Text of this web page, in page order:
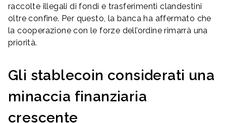
raccolte illegali di fondi e trasferimenti clandestini
oltre confine. Per questo, la banca ha affermato che
la cooperazione con le forze dell’ordine rimarrà una
priorità.
Gli stablecoin considerati una
minaccia finanziaria
crescente